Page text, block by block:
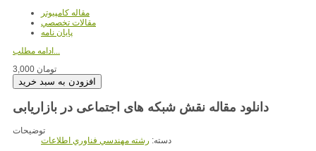
مقاله کامپیوتر
مقالات تخصصي
پایان نامه
ادامه مطلب...
3,000 تومان
دانلود مقاله نقش شبکه های اجتماعی در بازاریابی
توضیحات
دسته: رشته مهندسي فناوري اطلاعات